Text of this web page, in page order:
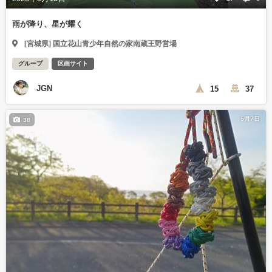
雨が降り、星が耀く
[宮城県] 国立花山青少年自然の家南蔵王野営場
グループ 区画サイト
JGN 15 37
5月7日
38